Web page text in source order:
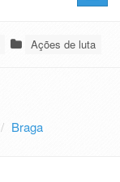
Ações de luta
Braga